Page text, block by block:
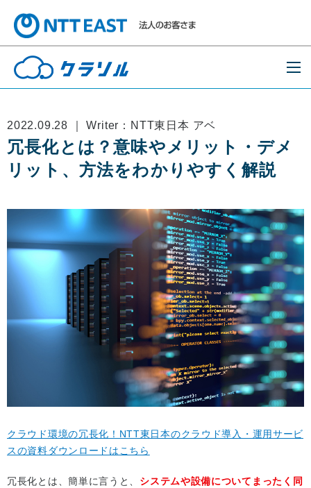
2022.09.28 ｜ Writer：NTT東日本 アベ
冗長化とは？意味やメリット・デメ
リット、方法をわかりやすく解説
クラウド環境の冗長化！NTT東日本のクラウド導入・運用サービ
スの資料ダウンロードはこちら
冗長化とは、簡単に言うと、 システムや設備についてまったく同